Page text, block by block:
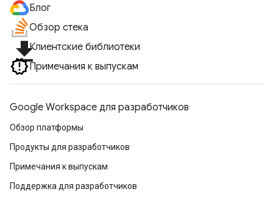
Блог
Обзор стека
file_downloadКлиентские библиотеки
Примечания к выпускам
Google Workspace для разработчиков
Обзор платформы
Продукты для разработчиков
Примечания к выпускам
Поддержка для разработчиков